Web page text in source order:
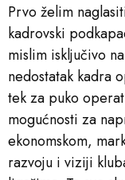
Prvo želim
kadrovski
mislim isključivo
nedostatak kadra
tek za puko
mogućnosti za
ekonomskom,
razvoju i viziji